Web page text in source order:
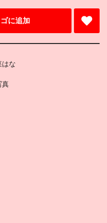
に追加
はな
真